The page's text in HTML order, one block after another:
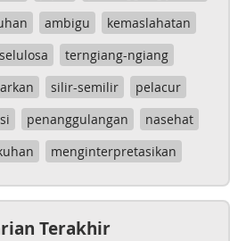
ambigu
kemaslahatan
selulosa
terngiang-ngiang
silir-semilir
pelacur
penanggulangan
nasehat
menginterpretasikan
Terakhir